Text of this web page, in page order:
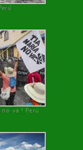
no va ! Perú